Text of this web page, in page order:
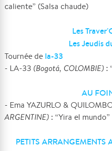
caliente” (Salsa chaude)
Les
Les Jeudis
Tournée de la-33
- LA-33 (Bogotá, COLOMBIE) :
AU
- Ema YAZURLO &
ARGENTINE) : “Yira el
PETITS ARRANGEMENTS